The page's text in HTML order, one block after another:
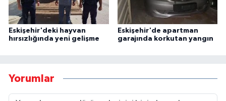
Eskişehir'deki hayvan
hırsızlığında yeni gelişme
Eskişehir'de apartman
garajında korkutan yangın
Yorumlar